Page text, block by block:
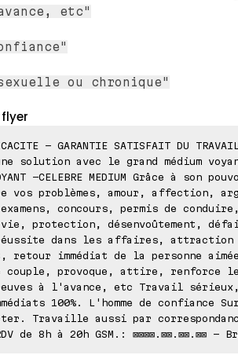
etc"
ou chronique"
- GARANTIE SATISFAIT DU
solution avec le grand médium
-CELEBRE MEDIUM Grâce à son
vos problèmes, amour, affection,
concours, permis de
vie, protection, désenvoûtement,
dans les affaires,
retour immédiat de la personne
couple, provoque, attire, renforce
à l'avance, etc Travail
100%. L'homme de confiance
Travaille aussi par
de 8h à 20h GSM.: ⊠⊠⊠⊠.⊠⊠.⊠⊠.⊠⊠ -